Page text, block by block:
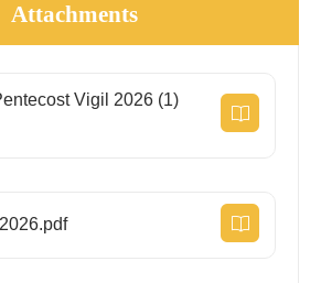
Attachments
Vigil 2026 (1)